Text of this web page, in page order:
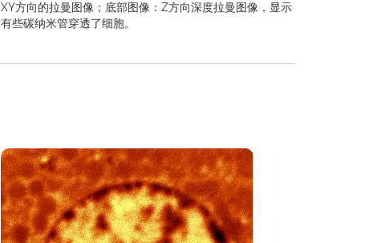
XY方向的拉曼图像；底部图像：Z方向深度拉曼图像，显示
有些碳纳米管穿透了细胞。